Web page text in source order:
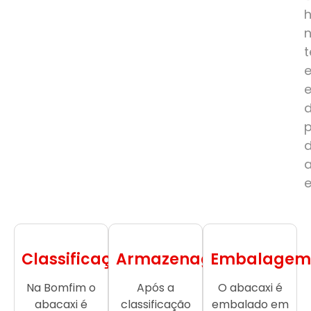
e
Classificação
Na Bomfim o
abacaxi é
Armazenagem
Após a
classificação
Embalagem
O abacaxi é
embalado em